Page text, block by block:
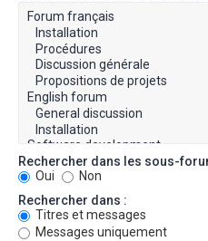
Rechercher dans les sous-
Oui
Non
Rechercher dans :
Titres et messages
Messages uniquement